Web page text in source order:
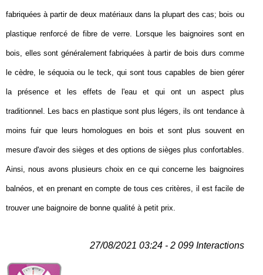
fabriquées à partir de deux matériaux dans la plupart des cas; bois ou
plastique renforcé de fibre de verre. Lorsque les baignoires sont en
bois, elles sont généralement fabriquées à partir de bois durs comme
le cèdre, le séquoia ou le teck, qui sont tous capables de bien gérer
la présence et les effets de l'eau et qui ont un aspect plus
traditionnel. Les bacs en plastique sont plus légers, ils ont tendance à
moins fuir que leurs homologues en bois et sont plus souvent en
mesure d'avoir des sièges et des options de sièges plus confortables.
Ainsi, nous avons plusieurs choix en ce qui concerne les baignoires
balnéos, et en prenant en compte de tous ces critères, il est facile de
trouver une baignoire de bonne qualité à petit prix.
27/08/2021 03:24 - 2 099 Interactions